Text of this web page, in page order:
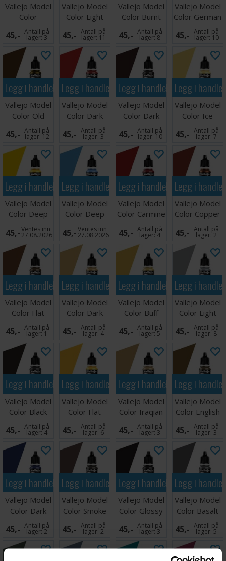
Vallejo Model
Color
Chocolate
Brown
45,- Antall på
lager:3
Vallejo Model
Color Light
Flesh 17ml
45,- Antall på
lager: 11
Vallejo Model
Color Burnt
Red 17ml
45,- Antall på
lager:8
Vallejo Model
Color German
Grey
45,- Antall på
lager: 10
Legg i handlekurven
Vallejo Model
Color Old
Gold 17ml
45,- Antall på
lager: 12
Legg i handlekurven
Vallejo Model
Color Dark
Vermilion
17ml
45,- Antall på
lager:3
Legg i handlekurven
Vallejo Model
Color Dark
Rust
45,- Antall på
lager: 10
Legg i
Vallejo Model
Color Ice
Yellow
45,- Antall på
lager:7
Legg i handlekurven
Vallejo Model
Color Deep
Yellow 17ml
45,-Ventes inn
27.08.2026
Legg i handlekurven
Vallejo Model
Color Deep
Sky Blue 17ml
45,-Ventes inn
27.08.2026
Legg i handlekurven
Vallejo Model
Color Carmine
Red 17ml
45,- Antall på
lager:4
Legg i
Vallejo Model
Color Copper
45,- Antall på
lager:2
Legg i handlekurven
Vallejo Model
Color Flat
Earth 17ml
45,- Antall på
lager:1
Legg i handlekurven
Vallejo Model
Color Dark
Sand
45,- Antall på
lager:4
Legg i handlekurven
Vallejo Model
Color Buff
45,- Antall på
lager:5
Legg i
Vallejo Model
Color Light
Grey 17ml
45,- Antall på
lager:8
Legg i handlekurven
Vallejo Model
Color Black
Grey 17ml
45,- Antall på
lager:4
Legg i handlekurven
Vallejo Model
Color Flat
Yellow
45,- Antall på
lager:6
Legg i handlekurven
Vallejo Model
Color Iraqian
Sand
45,- Antall på
lager:3
Legg i
Vallejo Model
Color English
Uniform
45,- Antall på
lager:3
Legg i handlekurven
Vallejo Model
Color Dark
Blue 17ml
45,- Antall på
lager:2
Legg i handlekurven
Vallejo Model
Color Smoke
Ink
45,- Antall på
lager:2
Legg i handlekurven
Vallejo Model
Color Glossy
Black
45,- Antall på
lager:3
Legg i
Vallejo Model
Color Basalt
Grey 17ml
45,- Antall på
lager:5